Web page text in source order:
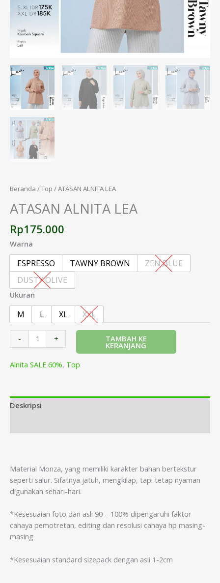
Beranda /Top / ATASAN ALNITA LEA
ATASAN ALNITA LEA
Rp175.000
Warna
ESPRESSO TAWNY BROWN
ZEN BLUE
DUSTY OLIVE
Ukuran
M L XL XXL
- + TAMBAH KE
KERANJANG
Alnita SALE 60%, Top
Deskripsi
Material Monza, yang memiliki karakter bahan bertekstur
seperti salur. Sifatnya jatuh, mengkilap, tapi tetap nyaman
digunakan sehari-hari.
*Kesesuaian foto dan asli 90 – 100% dipengaruhi faktor
cahaya pemotretan, editing dan resolusi cahaya hp masing-
masing
*Kesesuaian standard sizepack dengan asli 1-2cm